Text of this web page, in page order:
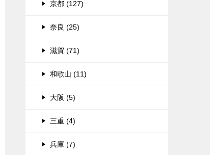
京都 (127)
奈良 (25)
滋賀 (71)
和歌山 (11)
大阪 (5)
三重 (4)
兵庫 (7)